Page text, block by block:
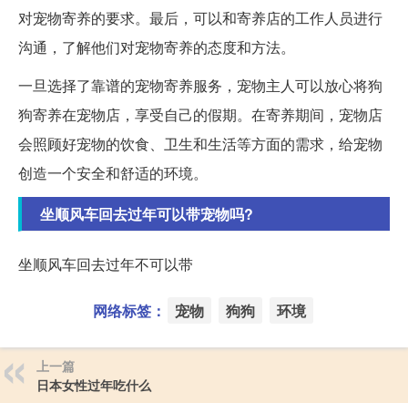
对宠物寄养的要求。最后，可以和寄养店的工作人员进行
沟通，了解他们对宠物寄养的态度和方法。
一旦选择了靠谱的宠物寄养服务，宠物主人可以放心将狗
狗寄养在宠物店，享受自己的假期。在寄养期间，宠物店
会照顾好宠物的饮食、卫生和生活等方面的需求，给宠物
创造一个安全和舒适的环境。
坐顺风车回去过年可以带宠物吗?
坐顺风车回去过年不可以带
网络标签： 宠物 狗狗 环境
上一篇
日本女性过年吃什么